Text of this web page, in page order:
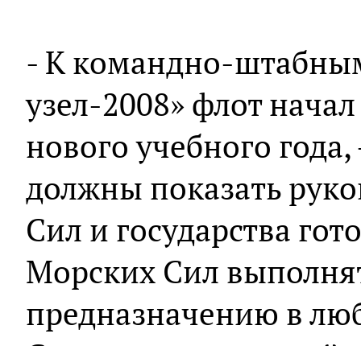
- К командно-
узел-2008» флот
нового учебного
должны показать
Сил и государства
Морских Сил
предназначению в